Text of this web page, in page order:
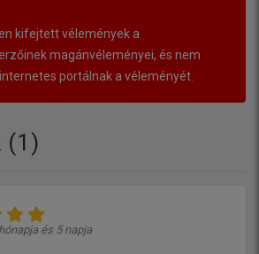
kifejtett vélemények a
magánvéleményei, és nem
portálnak a véleményét.
(1 )
és 5 napja